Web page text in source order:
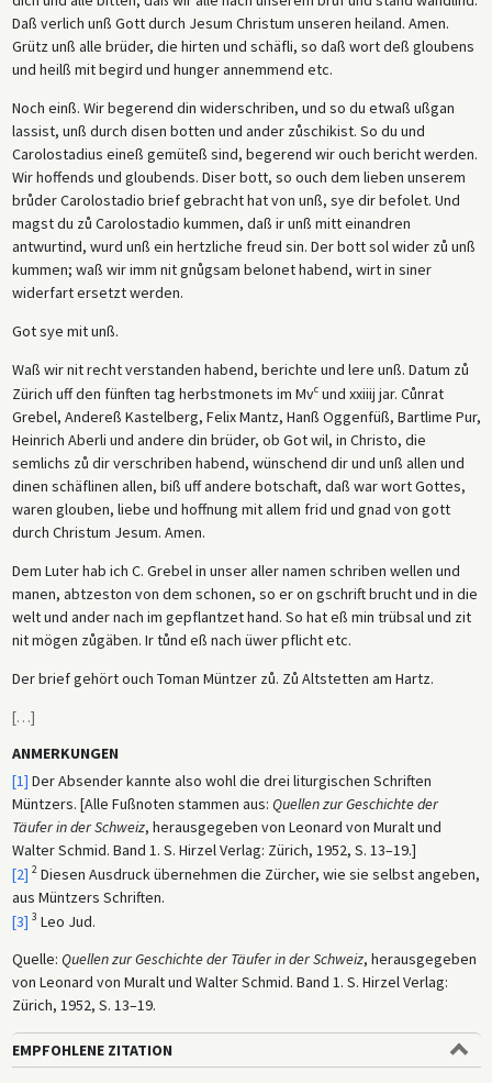
Daß verlich unß Gott durch Jesum Christum unseren heiland. Amen.
Grütz unß alle brüder, die hirten und schäfli, so daß wort deß gloubens
und heilß mit begird und hunger annemmend etc.
Noch einß. Wir begerend din widerschriben, und so du etwaß ußgan
lassist, unß durch disen botten und ander zůschikist. So du und
Carolostadius eineß gemüteß sind, begerend wir ouch bericht werden.
Wir hoffends und gloubends. Diser bott, so ouch dem lieben unserem
brůder Carolostadio brief gebracht hat von unß, sye dir befolet. Und
magst du zů Carolostadio kummen, daß ir unß mitt einandren
antwurtind, wurd unß ein hertzliche freud sin. Der bott sol wider zů unß
kummen; waß wir imm nit gnůgsam belonet habend, wirt in siner
widerfart ersetzt werden.
Got sye mit unß.
Waß wir nit recht verstanden habend, berichte und lere unß. Datum zů
Zürich uff den fünften tag herbstmonets im Mvcund xxiiij jar. Cůnrat
Grebel, Andereß Kastelberg, Felix Mantz, Hanß Oggenfüß, Bartlime Pur,
Heinrich Aberli und andere din brüder, ob Got wil, in Christo, die
semlichs zů dir verschriben habend, wünschend dir und unß allen und
dinen schäflinen allen, biß uff andere botschaft, daß war wort Gottes,
waren glouben, liebe und hoffnung mit allem frid und gnad von gott
durch Christum Jesum. Amen.
Dem Luter hab ich C. Grebel in unser aller namen schriben wellen und
manen, abtzeston von dem schonen, so er on gschrift brucht und in die
welt und ander nach im gepflantzet hand. So hat eß min trübsal und zit
nit mögen zůgäben. Ir tůnd eß nach üwer pflicht etc.
Der brief gehört ouch Toman Müntzer zů. Zů Altstetten am Hartz.
[…]
ANMERKUNGEN
[1] Der Absender kannte also wohl die drei liturgischen Schriften
Müntzers. [Alle Fußnoten stammen aus: Quellen zur Geschichte der
Täufer in der Schweiz, herausgegeben von Leonard von Muralt und
Walter Schmid. Band 1. S. Hirzel Verlag: Zürich, 1952, S. 13–19.]
[2] 2Diesen Ausdruck übernehmen die Zürcher, wie sie selbst angeben,
aus Müntzers Schriften.
[3] 3 Leo Jud.
Quelle: Quellen zur Geschichte der Täufer in der Schweiz, herausgegeben
von Leonard von Muralt und Walter Schmid. Band 1. S. Hirzel Verlag:
Zürich, 1952, S. 13–19.
EMPFOHLENE ZITATION